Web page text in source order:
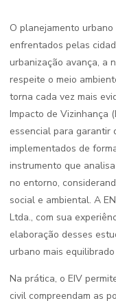
O planejamento
enfrentados pelas
urbanização avança, a
respeite o meio
torna cada vez mais
Impacto de Vizinhança
essencial para garantir
implementados de
instrumento que
no entorno,
social e ambiental. A
Ltda., com sua
elaboração desses
urbano mais
Na prática, o EIV
civil compreendam as